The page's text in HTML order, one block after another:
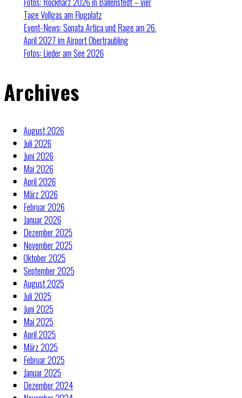
Tage Vollgas am Flugplatz
Event-News: Sonata Artica und Rage am 26.
April 2027 im Airport Obertraubling
Fotos: Lieder am See 2026
Archives
August 2026
Juli 2026
Juni 2026
Mai 2026
April 2026
März 2026
Februar 2026
Januar 2026
Dezember 2025
November 2025
Oktober 2025
September 2025
August 2025
Juli 2025
Juni 2025
Mai 2025
April 2025
März 2025
Februar 2025
Januar 2025
Dezember 2024